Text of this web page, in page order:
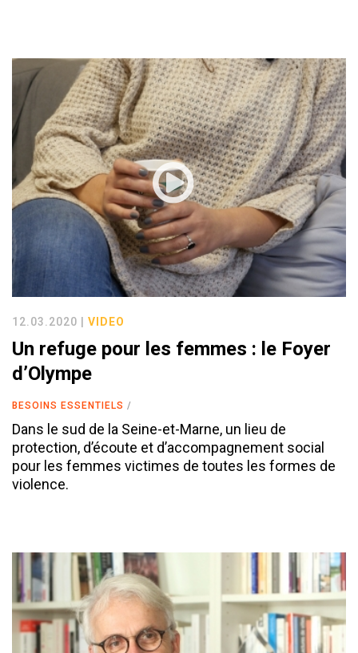
12.03.2020 | VIDEO
Un refuge pour les femmes : le Foyer
d’Olympe
BESOINS ESSENTIELS
Dans le sud de la Seine-et-Marne, un lieu de
protection, d’écoute et d’accompagnement social
pour les femmes victimes de toutes les formes de
violence.